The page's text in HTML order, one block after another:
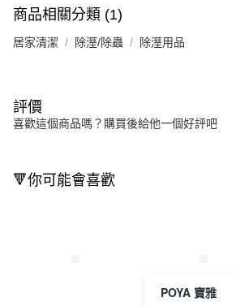
商品相關分類 (1)
居家清潔 除溼/除蟲 除溼用品
評價
喜歡這個商品嗎？購買後給他一個好評吧
🔻你可能會喜歡
POYA 寶雅